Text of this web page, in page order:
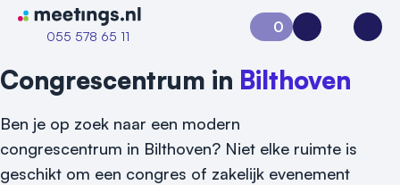
Naar home van Meetings
055 578 65 11
0
Aanvraag 0Inloggen
Congrescentrum in Bilthoven
Ben je op zoek naar een modern
congrescentrum in Bilthoven? Niet elke ruimte is
geschikt om een congres of zakelijk evenement